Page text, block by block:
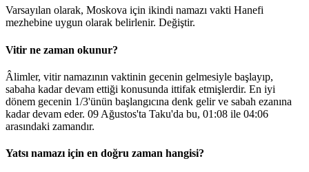
Varsayılan olarak, Moskova için ikindi namazı vakti Hanefi
mezhebine uygun olarak belirlenir. Değiştir.
Vitir ne zaman okunur?
Âlimler, vitir namazının vaktinin gecenin gelmesiyle başlayıp,
sabaha kadar devam ettiği konusunda ittifak etmişlerdir. En iyi
dönem gecenin 1/3'ünün başlangıcına denk gelir ve sabah ezanına
kadar devam eder. 09 Ağustos'ta Taku'da bu, 01:08 ile 04:06
arasındaki zamandır.
Yatsı namazı için en doğru zaman hangisi?